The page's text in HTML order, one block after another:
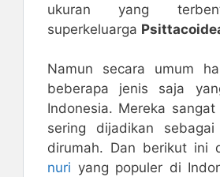
ukuran yang
superkeluarga
Namun secara umum
beberapa jenis saja
Indonesia. Mereka
sering dijadikan
dirumah. Dan berikut ini
nuri yang populer di